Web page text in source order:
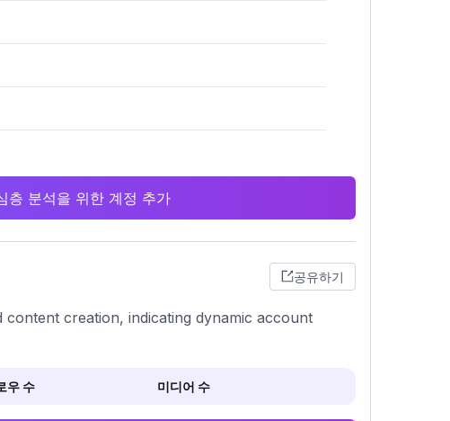
분석을 위한 계정 추가
공유하기
creation, indicating dynamic account
우 수 미디어 수